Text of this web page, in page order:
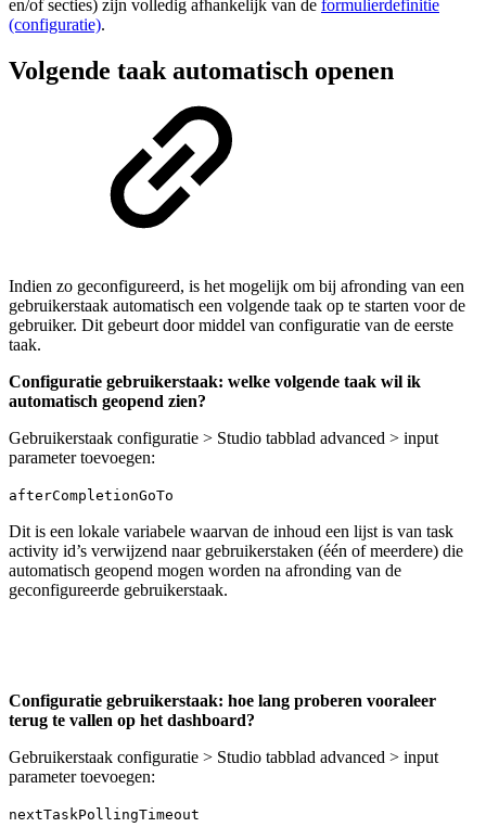
en/of secties) zijn volledig afhankelijk van de formulierdefinitie
(configuratie).
Volgende taak automatisch openen
Indien zo geconfigureerd, is het mogelijk om bij afronding van een
gebruikerstaak automatisch een volgende taak op te starten voor de
gebruiker. Dit gebeurt door middel van configuratie van de eerste
taak.
Configuratie gebruikerstaak: welke volgende taak wil ik
automatisch geopend zien?
Gebruikerstaak configuratie > Studio tabblad advanced > input
parameter toevoegen:
afterCompletionGoTo
Dit is een lokale variabele waarvan de inhoud een lijst is van task
activity id’s verwijzend naar gebruikerstaken (één of meerdere) die
automatisch geopend mogen worden na afronding van de
geconfigureerde gebruikerstaak.
Configuratie gebruikerstaak: hoe lang proberen vooraleer
terug te vallen op het dashboard?
Gebruikerstaak configuratie > Studio tabblad advanced > input
parameter toevoegen:
nextTaskPollingTimeout